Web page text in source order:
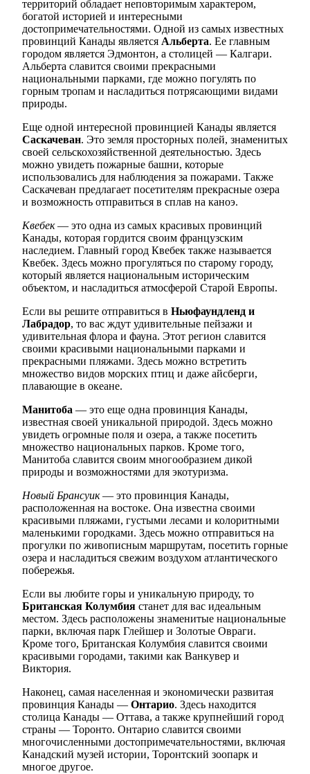
территорий обладает неповторимым характером,
богатой историей и интересными
достопримечательностями. Одной из самых известных
провинций Канады является Альберта. Ее главным
городом является Эдмонтон, а столицей — Калгари.
Альберта славится своими прекрасными
национальными парками, где можно погулять по
горным тропам и насладиться потрясающими видами
природы.
Еще одной интересной провинцией Канады является
Саскачеван. Это земля просторных полей, знаменитых
своей сельскохозяйственной деятельностью. Здесь
можно увидеть пожарные башни, которые
использовались для наблюдения за пожарами. Также
Саскачеван предлагает посетителям прекрасные озера
и возможность отправиться в сплав на каноэ.
Квебек— это одна из самых красивых провинций
Канады, которая гордится своим французским
наследием. Главный город Квебек также называется
Квебек. Здесь можно прогуляться по старому городу,
который является национальным историческим
объектом, и насладиться атмосферой Старой Европы.
Если вы решите отправиться в Ньюфаундленд и
Лабрадор, то вас ждут удивительные пейзажи и
удивительная флора и фауна. Этот регион славится
своими красивыми национальными парками и
прекрасными пляжами. Здесь можно встретить
множество видов морских птиц и даже айсберги,
плавающие в океане.
Манитоба — это еще одна провинция Канады,
известная своей уникальной природой. Здесь можно
увидеть огромные поля и озера, а также посетить
множество национальных парков. Кроме того,
Манитоба славится своим многообразием дикой
природы и возможностями для экотуризма.
Новый Брансуик— это провинция Канады,
расположенная на востоке. Она известна своими
красивыми пляжами, густыми лесами и колоритными
маленькими городками. Здесь можно отправиться на
прогулки по живописным маршрутам, посетить горные
озера и насладиться свежим воздухом атлантического
побережья.
Если вы любите горы и уникальную природу, то
Британская Колумбия станет для вас идеальным
местом. Здесь расположены знаменитые национальные
парки, включая парк Глейшер и Золотые Овраги.
Кроме того, Британская Колумбия славится своими
красивыми городами, такими как Ванкувер и
Виктория.
Наконец, самая населенная и экономически развитая
провинция Канады — Онтарио. Здесь находится
столица Канады — Оттава, а также крупнейший город
страны — Торонто. Онтарио славится своими
многочисленными достопримечательностями, включая
Канадский музей истории, Торонтский зоопарк и
многое другое.